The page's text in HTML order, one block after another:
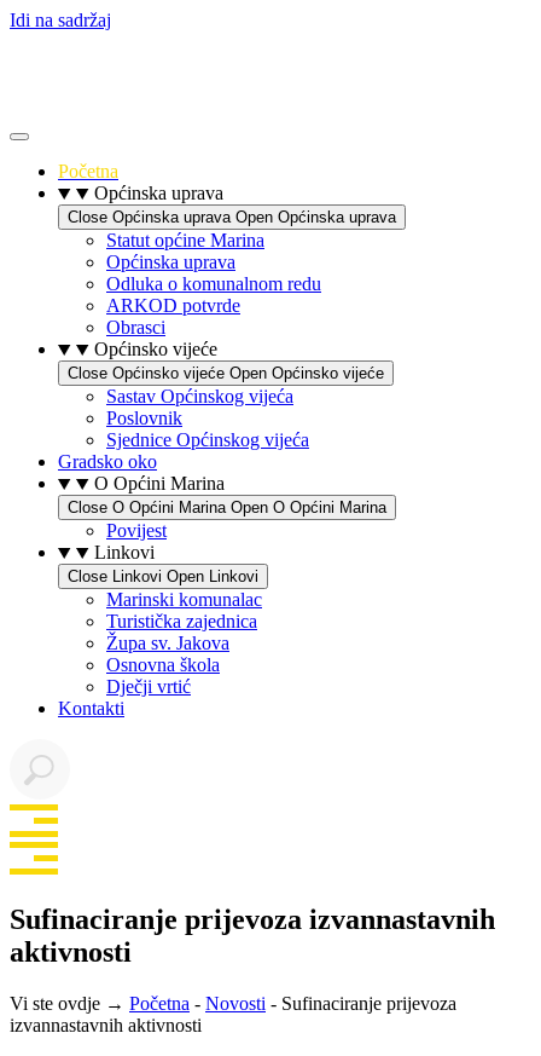
Idi na sadržaj
Početna
Općinska uprava
Close Općinska uprava Open Općinska uprava
Statut općine Marina
Općinska uprava
Odluka o komunalnom redu
ARKOD potvrde
Obrasci
Općinsko vijeće
Close Općinsko vijeće Open Općinsko vijeće
Sastav Općinskog vijeća
Poslovnik
Sjednice Općinskog vijeća
Gradsko oko
O Općini Marina
Close O Općini Marina Open O Općini Marina
Povijest
Linkovi
Close Linkovi Open Linkovi
Marinski komunalac
Turistička zajednica
Župa sv. Jakova
Osnovna škola
Dječji vrtić
Kontakti
Sufinaciranje prijevoza izvannastavnih
aktivnosti
Vi ste ovdje → Početna - Novosti - Sufinaciranje prijevoza
izvannastavnih aktivnosti